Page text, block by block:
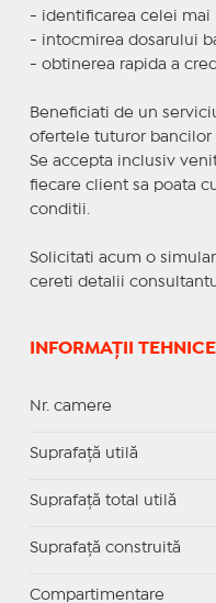
- identificarea celei mai
- intocmirea dosarului
- obtinerea rapida a
Beneficiati de un
ofertele tuturor bancilor
Se accepta inclusiv
fiecare client sa poata
conditii.
Solicitati acum o
cereti detalii
INFORMAȚII TEHNICE
Nr. camere
Suprafaţă utilă
Suprafaţă total utilă
Suprafaţă construită
Compartimentare